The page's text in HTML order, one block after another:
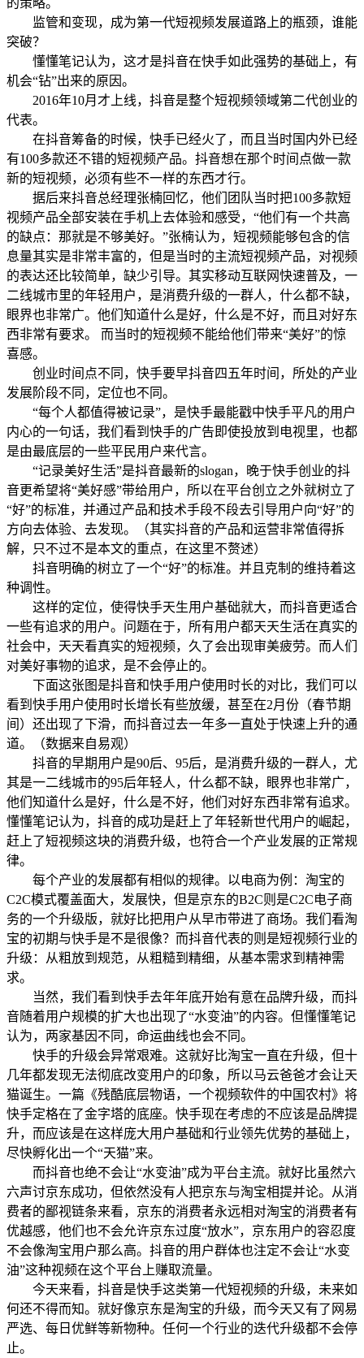
监管和变现，成为第一代短视频发展道路上的瓶颈，谁能
突破？
懂懂笔记认为，这才是抖音在快手如此强势的基础上，有
机会“钻”出来的原因。
2016年10月才上线，抖音是整个短视频领域第二代创业的
代表。
在抖音筹备的时候，快手已经火了，而且当时国内外已经
有100多款还不错的短视频产品。抖音想在那个时间点做一款
新的短视频，必须有些不一样的东西才行。
据后来抖音总经理张楠回忆，他们团队当时把100多款短
视频产品全部安装在手机上去体验和感受，“他们有一个共高
的缺点：那就是不够美好。”张楠认为，短视频能够包含的信
息量其实是非常丰富的，但是当时的主流短视频产品，对视频
的表达还比较简单，缺少引导。其实移动互联网快速普及，一
二线城市里的年轻用户，是消费升级的一群人，什么都不缺，
眼界也非常广。他们知道什么是好，什么是不好，而且对好东
西非常有要求。 而当时的短视频不能给他们带来“美好”的惊
喜感。
创业时间点不同，快手要早抖音四五年时间，所处的产业
发展阶段不同，定位也不同。
“每个人都值得被记录”，是快手最能戳中快手平凡的用户
内心的一句话，我们看到快手的广告即使投放到电视里，也都
是由最底层的一些平民用户来代言。
“记录美好生活”是抖音最新的slogan，晚于快手创业的抖
音更希望将“美好感”带给用户，所以在平台创立之外就树立了
“好”的标准，并通过产品和技术手段不段去引导用户向“好”的
方向去体验、去发现。（其实抖音的产品和运营非常值得拆
解，只不过不是本文的重点，在这里不赘述）
抖音明确的树立了一个“好”的标准。并且克制的维持着这
种调性。
这样的定位，使得快手天生用户基础就大，而抖音更适合
一些有追求的用户。问题在于，所有用户都天天生活在真实的
社会中，天天看真实的短视频，久了会出现审美疲劳。而人们
对美好事物的追求，是不会停止的。
下面这张图是抖音和快手用户使用时长的对比，我们可以
看到快手用户使用时长增长有些放缓，甚至在2月份（春节期
间）还出现了下滑，而抖音过去一年多一直处于快速上升的通
道。（数据来自易观）
抖音的早期用户是90后、95后，是消费升级的一群人，尤
其是一二线城市的95后年轻人，什么都不缺，眼界也非常广，
他们知道什么是好，什么是不好，他们对好东西非常有追求。
懂懂笔记认为，抖音的成功是赶上了年轻新世代用户的崛起，
赶上了短视频这块的消费升级，也符合一个产业发展的正常规
律。
每个产业的发展都有相似的规律。以电商为例：淘宝的
C2C模式覆盖面大，发展快，但是京东的B2C则是C2C电子商
务的一个升级版，就好比把用户从早市带进了商场。我们看淘
宝的初期与快手是不是很像？而抖音代表的则是短视频行业的
升级：从粗放到规范，从粗糙到精细，从基本需求到精神需
求。
当然，我们看到快手去年年底开始有意在品牌升级，而抖
音随着用户规模的扩大也出现了“水变油”的内容。但懂懂笔记
认为，两家基因不同，命运曲线也会不同。
快手的升级会异常艰难。这就好比淘宝一直在升级，但十
几年都发现无法彻底改变用户的印象，所以马云爸爸才会让天
猫诞生。一篇《残酷底层物语，一个视频软件的中国农村》将
快手定格在了金字塔的底座。快手现在考虑的不应该是品牌提
升，而应该是在这样庞大用户基础和行业领先优势的基础上，
尽快孵化出一个“天猫”来。
而抖音也绝不会让“水变油”成为平台主流。就好比虽然六
六声讨京东成功，但依然没有人把京东与淘宝相提并论。从消
费者的鄙视链条来看，京东的消费者永远相对淘宝的消费者有
优越感，他们也不会允许京东过度“放水”，京东用户的容忍度
不会像淘宝用户那么高。抖音的用户群体也注定不会让“水变
油”这种视频在这个平台上赚取流量。
今天来看，抖音是快手这类第一代短视频的升级，未来如
何还不得而知。就好像京东是淘宝的升级，而今天又有了网易
严选、每日优鲜等新物种。任何一个行业的迭代升级都不会停
止。